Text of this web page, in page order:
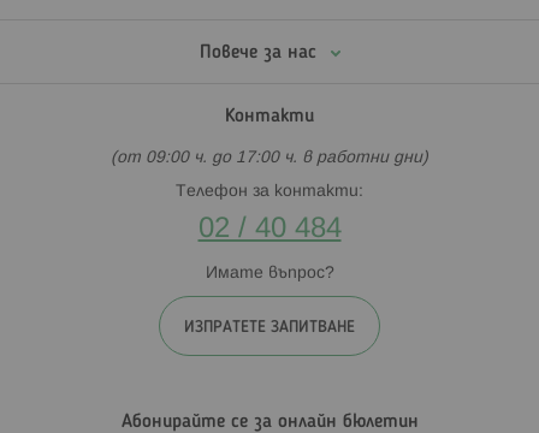
Повече за нас
Контакти
(от 09:00 ч. до 17:00 ч. в работни дни)
Телефон за контакти:
02 / 40 484
Имате въпрос?
ИЗПРАТЕТЕ ЗАПИТВАНЕ
Абонирайте се за онлайн бюлетин